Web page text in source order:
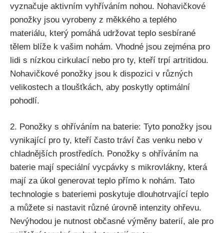
vyznačuje aktivním vyhříváním nohou. Nohavičkové
ponožky jsou vyrobeny z měkkého a teplého
materiálu, který pomáhá udržovat teplo sesbírané
tělem blíže k vašim nohám. Vhodné jsou zejména pro
lidi s nízkou cirkulací nebo pro ty, kteří trpí artritidou.
Nohavičkové ponožky jsou k dispozici v různých
velikostech a tloušťkách, aby poskytly optimální
pohodlí.
2. Ponožky s ohříváním na baterie: Tyto ponožky jsou
vynikající pro ty, kteří často tráví čas venku nebo v
chladnějších prostředích. Ponožky s ohříváním na
baterie mají speciální vycpávky s mikrovlákny, která
mají za úkol generovat teplo přímo k nohám. Tato
technologie s bateriemi poskytuje dlouhotrvající teplo
a můžete si nastavit různé úrovně intenzity ohřevu.
Nevýhodou je nutnost občasné výměny baterií, ale pro